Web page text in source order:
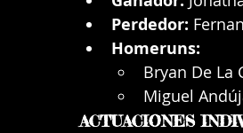
Perdedor:
Homeruns:
Bryan De La
Miguel
ACTUACIONES